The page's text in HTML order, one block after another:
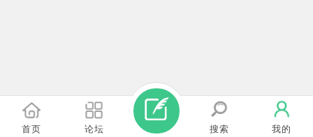
首页 论坛 搜索 我的